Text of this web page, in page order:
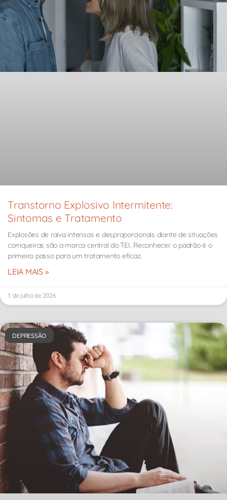
Transtorno Explosivo Intermitente:
Sintomas e Tratamento
Explosões de raiva intensas e desproporcionais diante de situações
corriqueiras são a marca central do TEI. Reconhecer o padrão é o
primeiro passo para um tratamento eficaz.
LEIA MAIS »
1 de julho de 2026
DEPRESSÃO